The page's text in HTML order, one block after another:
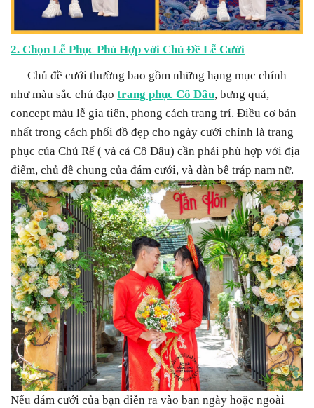
2. Chọn Lễ Phục Phù Hợp với Chủ Đề Lễ Cưới
Chủ đề cưới thường bao gồm những hạng mục chính
như màu sắc chủ đạo trang phục Cô Dâu, bưng quả,
concept màu lễ gia tiên, phong cách trang trí. Điều cơ bản
nhất trong cách phối đồ đẹp cho ngày cưới chính là trang
phục của Chú Rể ( và cả Cô Dâu) cần phải phù hợp với địa
điểm, chủ đề chung của đám cưới, và dàn bê tráp nam nữ.
Nếu đám cưới của bạn diễn ra vào ban ngày hoặc ngoài